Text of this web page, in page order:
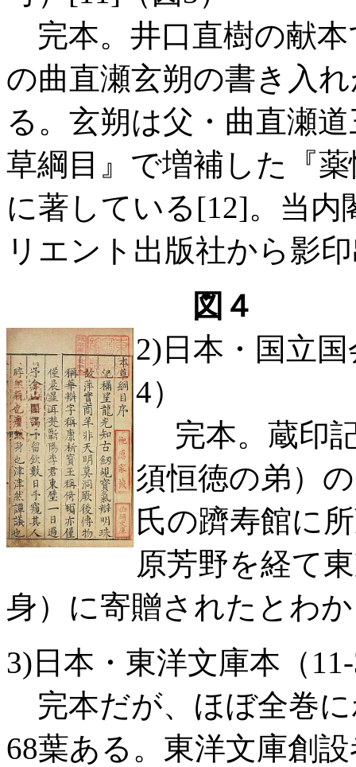
完本。井口直樹の献本
の曲直瀬玄朔の書き入
る。玄朔は父・曲直瀬
草綱目』で増補した『
に著している[12]。当内
リエント出版社から影
図４
2)日本・国立
4）
完本。蔵印
須恒徳の弟）
氏の躋寿館に
原芳野を経て
身）に寄贈されたとわ
3)日本・東洋文庫本（
完本だが、ほぼ全巻
68葉ある。東洋文庫創